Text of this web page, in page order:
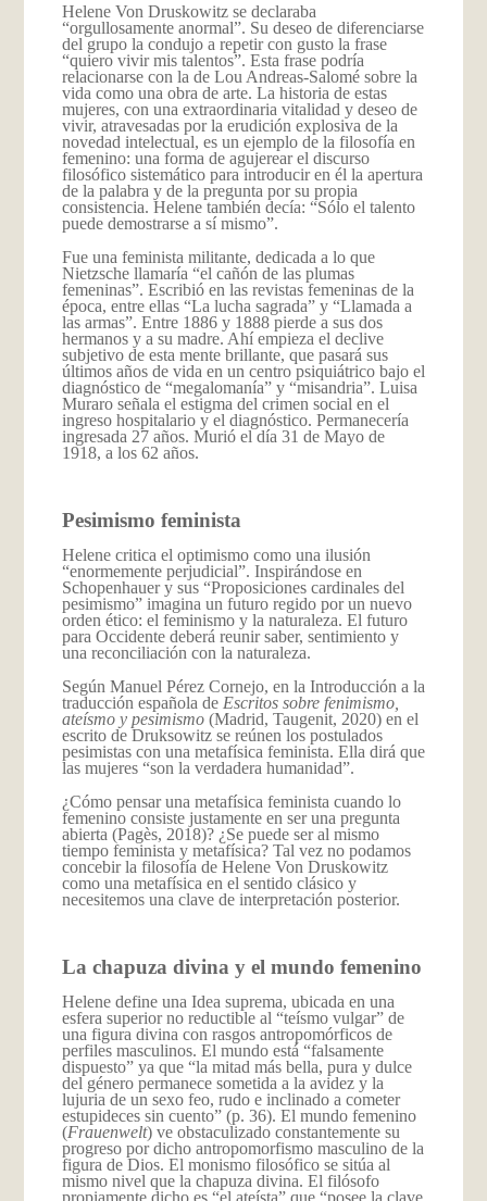
Helene Von Druskowitz se declaraba
“orgullosamente anormal”. Su deseo de diferenciarse
del grupo la condujo a repetir con gusto la frase
“quiero vivir mis talentos”. Esta frase podría
relacionarse con la de Lou Andreas-Salomé sobre la
vida como una obra de arte. La historia de estas
mujeres, con una extraordinaria vitalidad y deseo de
vivir, atravesadas por la erudición explosiva de la
novedad intelectual, es un ejemplo de la filosofía en
femenino: una forma de agujerear el discurso
filosófico sistemático para introducir en él la apertura
de la palabra y de la pregunta por su propia
consistencia. Helene también decía: “Sólo el talento
puede demostrarse a sí mismo”.
Fue una feminista militante, dedicada a lo que
Nietzsche llamaría “el cañón de las plumas
femeninas”. Escribió en las revistas femeninas de la
época, entre ellas “La lucha sagrada” y “Llamada a
las armas”. Entre 1886 y 1888 pierde a sus dos
hermanos y a su madre. Ahí empieza el declive
subjetivo de esta mente brillante, que pasará sus
últimos años de vida en un centro psiquiátrico bajo el
diagnóstico de “megalomanía” y “misandria”. Luisa
Muraro señala el estigma del crimen social en el
ingreso hospitalario y el diagnóstico. Permanecería
ingresada 27 años. Murió el día 31 de Mayo de
1918, a los 62 años.
Pesimismo feminista
Helene critica el optimismo como una ilusión
“enormemente perjudicial”. Inspirándose en
Schopenhauer y sus “Proposiciones cardinales del
pesimismo” imagina un futuro regido por un nuevo
orden ético: el feminismo y la naturaleza. El futuro
para Occidente deberá reunir saber, sentimiento y
una reconciliación con la naturaleza.
Según Manuel Pérez Cornejo, en la Introducción a la
traducción española de Escritos sobre fenimismo,
ateísmo y pesimismo(Madrid, Taugenit, 2020) en el
escrito de Druksowitz se reúnen los postulados
pesimistas con una metafísica feminista. Ella dirá que
las mujeres “son la verdadera humanidad”.
¿Cómo pensar una metafísica feminista cuando lo
femenino consiste justamente en ser una pregunta
abierta (Pagès, 2018)? ¿Se puede ser al mismo
tiempo feminista y metafísica? Tal vez no podamos
concebir la filosofía de Helene Von Druskowitz
como una metafísica en el sentido clásico y
necesitemos una clave de interpretación posterior.
La chapuza divina y el mundo femenino
Helene define una Idea suprema, ubicada en una
esfera superior no reductible al “teísmo vulgar” de
una figura divina con rasgos antropomórficos de
perfiles masculinos. El mundo está “falsamente
dispuesto” ya que “la mitad más bella, pura y dulce
del género permanece sometida a la avidez y la
lujuria de un sexo feo, rudo e inclinado a cometer
estupideces sin cuento” (p. 36). El mundo femenino
(Frauenwelt) ve obstaculizado constantemente su
progreso por dicho antropomorfismo masculino de la
figura de Dios. El monismo filosófico se sitúa al
mismo nivel que la chapuza divina. El filósofo
propiamente dicho es “el ateísta” que “posee la clave